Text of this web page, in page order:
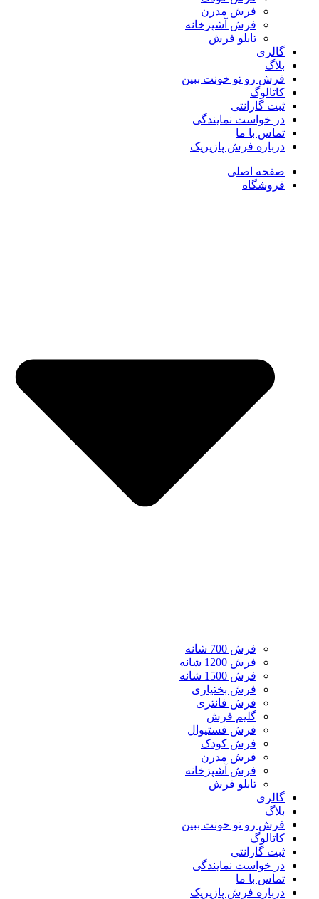
فرش مدرن
فرش آشپزخانه
تابلو فرش
گالری
بلاگ
فرش رو تو خونت ببین
کاتالوگ
ثبت گارانتی
در خواست نمایندگی
تماس با ما
درباره فرش پازیریک
صفحه اصلی
فروشگاه
فرش 700 شانه
فرش 1200 شانه
فرش 1500 شانه
فرش بختیاری
فرش فانتزی
گلیم فرش
فرش فستیوال
فرش کودک
فرش مدرن
فرش آشپزخانه
تابلو فرش
گالری
بلاگ
فرش رو تو خونت ببین
کاتالوگ
ثبت گارانتی
در خواست نمایندگی
تماس با ما
درباره فرش پازیریک